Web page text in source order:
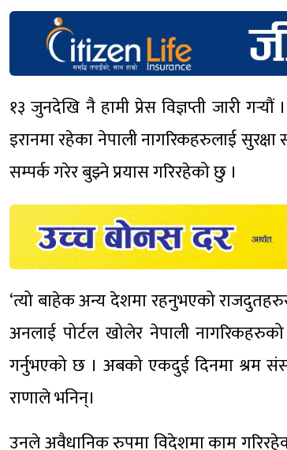
१३ जुनदेखि नै हामी प्रेस विज्ञप्ती जारी
इरानमा रहेका नेपाली नागरिकहरुलाई
सम्पर्क गरेर बुझ्ने प्रयास गरिरहेको छु ।
‘त्यो बाहेक अन्य देशमा रहनुभएको
अनलाई पोर्टल खोलेर नेपाली
गर्नुभएको छ । अबको एकदुई दिनमा श्रम
राणाले भनिन्।
उनले अवैधानिक रुपमा विदेशमा काम